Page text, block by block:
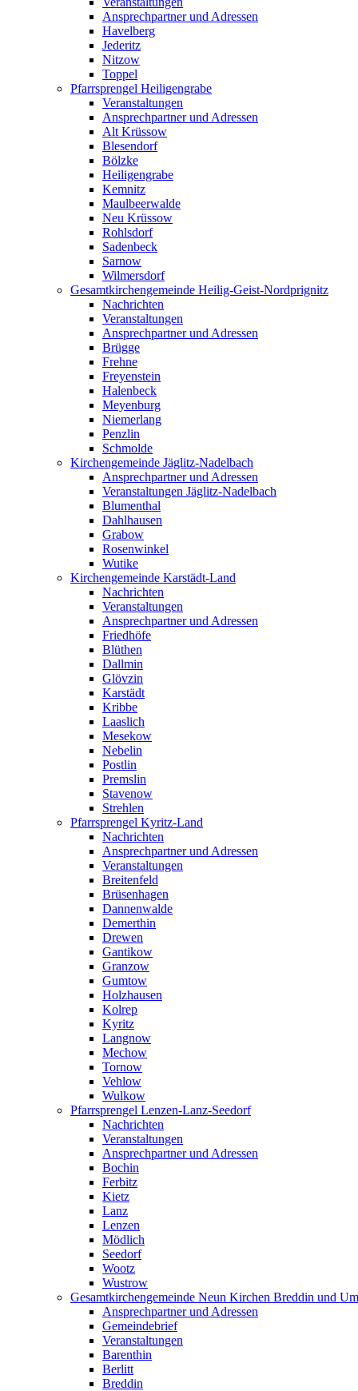
Ansprechpartner und Adressen
Havelberg
Jederitz
Nitzow
Toppel
Pfarrsprengel Heiligengrabe
Veranstaltungen
Ansprechpartner und Adressen
Alt Krüssow
Blesendorf
Bölzke
Heiligengrabe
Kemnitz
Maulbeerwalde
Neu Krüssow
Rohlsdorf
Sadenbeck
Sarnow
Wilmersdorf
Gesamtkirchengemeinde Heilig-Geist-Nordprignitz
Nachrichten
Veranstaltungen
Ansprechpartner und Adressen
Brügge
Frehne
Freyenstein
Halenbeck
Meyenburg
Niemerlang
Penzlin
Schmolde
Kirchengemeinde Jäglitz-Nadelbach
Ansprechpartner und Adressen
Veranstaltungen Jäglitz-Nadelbach
Blumenthal
Dahlhausen
Grabow
Rosenwinkel
Wutike
Kirchengemeinde Karstädt-Land
Nachrichten
Veranstaltungen
Ansprechpartner und Adressen
Friedhöfe
Blüthen
Dallmin
Glövzin
Karstädt
Kribbe
Laaslich
Mesekow
Nebelin
Postlin
Premslin
Stavenow
Strehlen
Pfarrsprengel Kyritz-Land
Nachrichten
Ansprechpartner und Adressen
Veranstaltungen
Breitenfeld
Brüsenhagen
Dannenwalde
Demerthin
Drewen
Gantikow
Granzow
Gumtow
Holzhausen
Kolrep
Kyritz
Langnow
Mechow
Tornow
Vehlow
Wulkow
Pfarrsprengel Lenzen-Lanz-Seedorf
Nachrichten
Veranstaltungen
Ansprechpartner und Adressen
Bochin
Ferbitz
Kietz
Lanz
Lenzen
Mödlich
Seedorf
Wootz
Wustrow
Gesamtkirchengemeinde Neun Kirchen Breddin und
Ansprechpartner und Adressen
Gemeindebrief
Veranstaltungen
Barenthin
Berlitt
Breddin